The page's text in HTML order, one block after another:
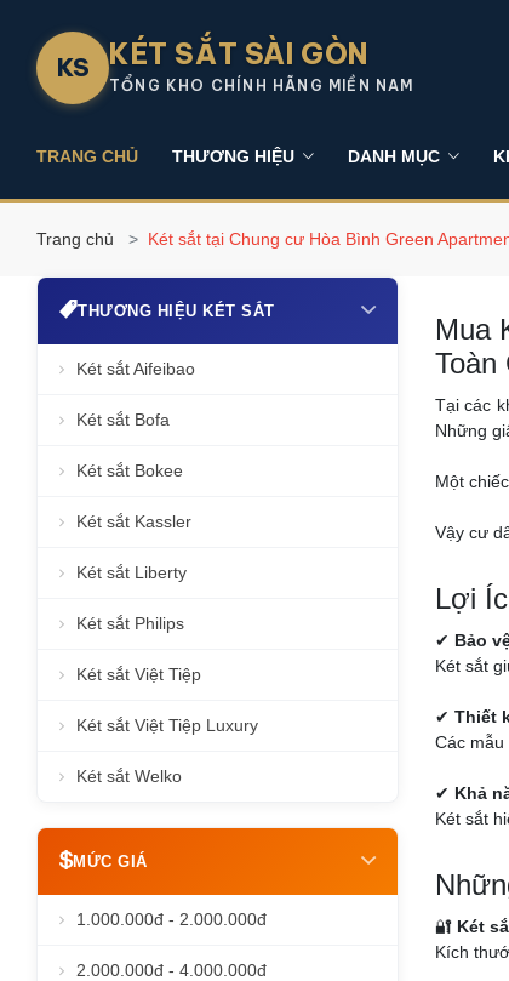
KS KÉT SẮT SÀI GÒN
TỔNG KHO CHÍNH HÃNG MIỀN NAM
TRANG CHỦ THƯƠNG HIỆU DANH MỤC
Trang chủ Két sắt tại Chung cư Hòa Bình Green
THƯƠNG HIỆU KÉT SẮT
Két sắt Aifeibao
Két sắt Bofa
Két sắt Bokee
Két sắt Kassler
Két sắt Liberty
Két sắt Philips
Két sắt Việt Tiệp
Két sắt Việt Tiệp Luxury
Két sắt Welko
MỨC GIÁ
1.000.000đ - 2.000.000đ
2.000.000đ - 4.000.000đ
Mua
Toàn
Tại các
Những
Một chiếc
Vậy cư
Lợi
✔ Bảo
Két sắt
✔ Thiết
Các
✔ Khả
Két sắt
🔐 Két
Kích